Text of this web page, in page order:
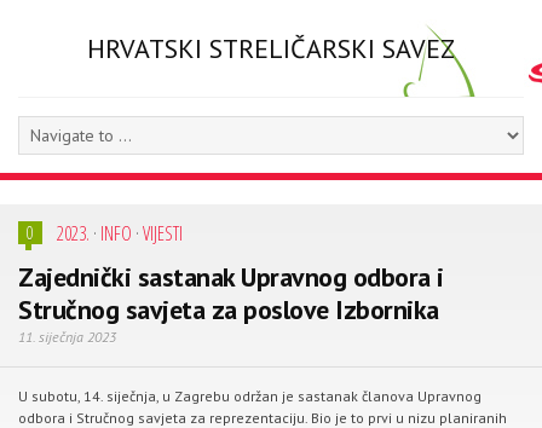
HRVATSKI STRELIČARSKI SAVEZ
0 2023. · INFO ·VIJESTI
Zajednički sastanak Upravnog odbora i
Stručnog savjeta za poslove Izbornika
11. siječnja 2023
U subotu, 14. siječnja, u Zagrebu održan je sastanak članova Upravnog
odbora i Stručnog savjeta za reprezentaciju. Bio je to prvi u nizu planiranih